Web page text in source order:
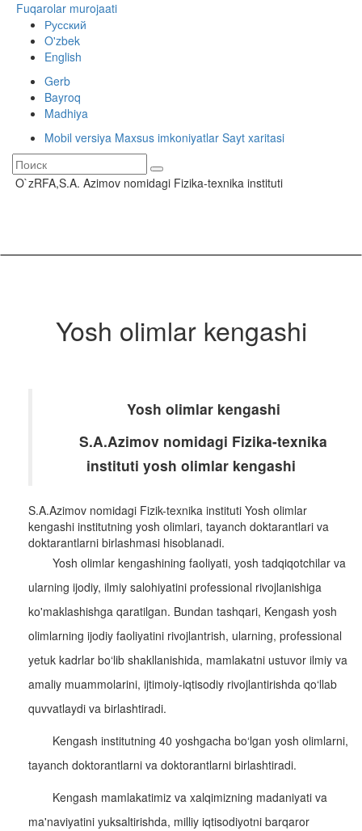
Fuqarolar murojaati
Русский
O'zbek
English
Gerb
Bayroq
Madhiya
Mobil versiya Maxsus imkoniyatlar Sayt xaritasi
O`zRFA,S.A. Azimov nomidagi Fizika-texnika instituti
Yosh olimlar kengashi
Yosh olimlar kengashi
S.A.Azimov nomidagi Fizika-texnika
instituti yosh olimlar kengashi
S.A.Azimov nomidagi Fizik-texnika instituti Yosh olimlar
kengashi institutning yosh olimlari, tayanch doktarantlari va
doktarantlarni birlashmasi hisoblanadi.
Yosh olimlar kengashining faoliyati, yosh tadqiqotchilar va
ularning ijodiy, ilmiy salohiyatini professional rivojlanishiga
ko'maklashishga qaratilgan. Bundan tashqari, Kengash yosh
olimlarning ijodiy faoliyatini rivojlantrish, ularning, professional
yetuk kadrlar bo‘lib shakllanishida, mamlakatni ustuvor ilmiy va
amaliy muammolarini, ijtimoiy-iqtisodiy rivojlantirishda qo‘llab
quvvatlaydi va birlashtiradi.
Kengash institutning 40 yoshgacha bo‘lgan yosh olimlarni,
tayanch doktorantlarni va doktorantlarni birlashtiradi.
Kengash mamlakatimiz va xalqimizning madaniyati va
ma'naviyatini yuksaltirishda, milliy iqtisodiyotni barqaror